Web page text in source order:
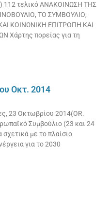
112 τελικό ΑΝΑΚΟΙΝΩΣΗ ΤΗΣ
ΤΟ ΣΥΜΒΟΥΛΙΟ,
ΚΟΙΝΩΝΙΚΗ ΕΠΙΤΡΟΠΗ ΚΑΙ
Χάρτης πορείας για τη
Οκτ. 2014
23 Οκτωβρίου 2014(OR.
Συμβούλιο (23 και 24
με το πλαίσιο
για το 2030